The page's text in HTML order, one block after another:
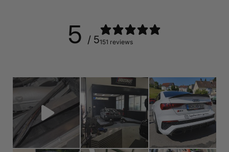
5 / 5151 reviews